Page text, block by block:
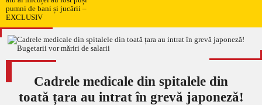
EXCLUSIV
Cadrele medicale din spitalele din
toată țara au intrat în grevă japoneză!